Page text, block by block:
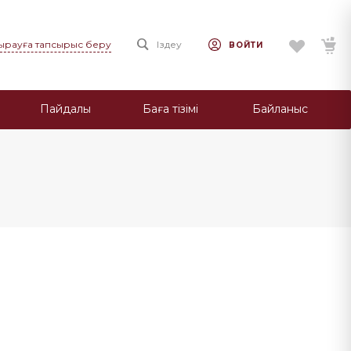
тапсырыс беру Іздеу ВОЙТИ
Пайдалы Баға тізімі Байланыс